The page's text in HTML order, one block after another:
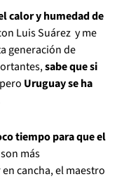
calor y humedad de
Luis Suárez y me
generación de
sabe que si
Uruguay se ha
tiempo para que el
más
cancha, el maestro